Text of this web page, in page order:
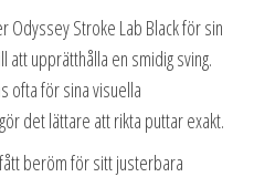
Odyssey Stroke Lab Black för sin
upprätthålla en smidig sving.
ofta för sina visuella
det lättare att rikta puttar exakt.
beröm för sitt justerbara